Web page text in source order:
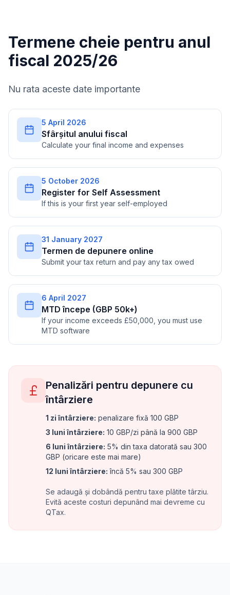
Termene cheie pentru anul
fiscal 2025/26
Nu rata aceste date importante
5 April 2026
Sfârșitul anului fiscal
Calculate your final income and expenses
5 October 2026
Register for Self Assessment
If this is your first year self-employed
31 January 2027
Termen de depunere online
Submit your tax return and pay any tax owed
6 April 2027
MTD începe (GBP 50k+)
If your income exceeds £50,000, you must use
MTD software
Penalizări pentru depunere cu
întârziere
1 zi întârziere: penalizare fixă 100 GBP
3 luni întârziere: 10 GBP/zi până la 900 GBP
6 luni întârziere: 5% din taxa datorată sau 300
GBP (oricare este mai mare)
12 luni întârziere: încă 5% sau 300 GBP
Se adaugă și dobândă pentru taxe plătite târziu.
Evită aceste costuri depunând mai devreme cu
QTax.